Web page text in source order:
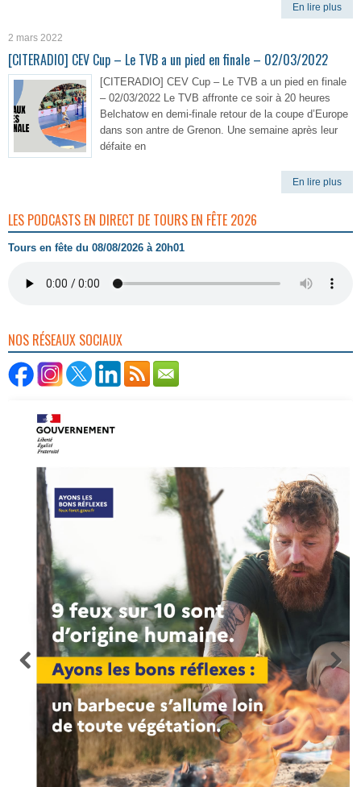
En lire plus
2 mars 2022
[CITERADIO] CEV Cup – Le TVB a un pied en finale – 02/03/2022
[CITERADIO] CEV Cup – Le TVB a un pied en finale
– 02/03/2022 Le TVB affronte ce soir à 20 heures
Belchatow en demi-finale retour de la coupe d’Europe
dans son antre de Grenon. Une semaine après leur
défaite en
En lire plus
LES PODCASTS EN DIRECT DE TOURS EN FÊTE 2026
Tours en fête du 08/08/2026 à 20h01
NOS RÉSEAUX SOCIAUX